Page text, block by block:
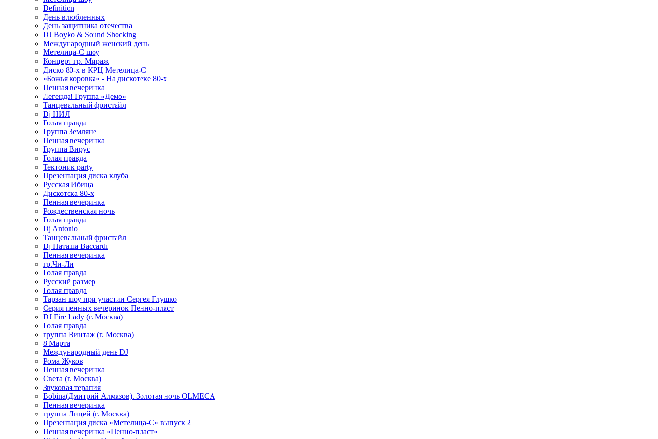
Definition
День влюбленных
День защитника отечества
DJ Boyko & Sound Shocking
Международный женский день
Метелица-С шоу
Концерт гр. Мираж
Диско 80-х в КРЦ Метелица-С
«Божья коровка» - На дискотеке 80-х
Пенная вечеринка
Легенда! Группа «Демо»
Танцевальный фристайл
Dj НИЛ
Голая правда
Группа Земляне
Пенная вечеринка
Группа Вирус
Голая правда
Тектоник party
Презентация диска клуба
Русская Ибица
Дискотека 80-х
Пенная вечеринка
Рождественская ночь
Голая правда
Dj Antonio
Танцевальный фристайл
Dj Наташа Baccardi
Пенная вечеринка
гр.Чи-Ли
Голая правда
Русский размер
Голая правда
Тарзан шоу при участии Сергея Глушко
Серия пенных вечеринок Пенно-пласт
DJ Fire Lady (г. Москва)
Голая правда
группа Винтаж (г. Москва)
8 Марта
Международный день DJ
Рома Жуков
Пенная вечеринка
Света (г. Москва)
Звуковая терапия
Bobina(Дмитрий Алмазов). Золотая ночь OLMECA
Пенная вечеринка
группа Лицей (г. Москва)
Презентация диска «Метелица-С» выпуск 2
Пенная вечеринка «Пенно-пласт»